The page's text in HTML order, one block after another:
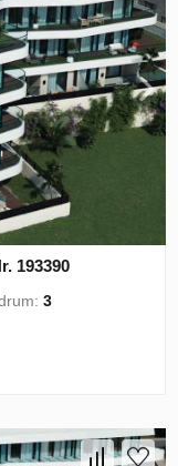
193390
3